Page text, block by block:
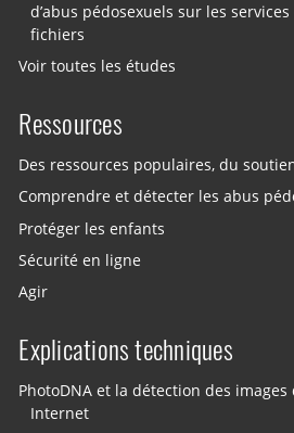
d’abus pédosexuels sur les
fichiers
Voir toutes les études
Ressources
Des ressources populaires, du
Comprendre et détecter les abus
Protéger les enfants
Sécurité en ligne
Agir
Explications techniques
PhotoDNA et la détection des images
Internet